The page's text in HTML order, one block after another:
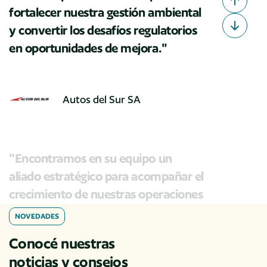
fortalecer nuestra gestión ambiental
y convertir los desafíos regulatorios
en oportunidades de mejora."
Autos del Sur SA
"Encontramos en su equipo un
aliado estratégico para acompañar el
crecimiento de nuestras operaciones
con una mirada sostenible y
orientada a resultados."
NOVEDADES
Conocé nuestras
noticias y consejos